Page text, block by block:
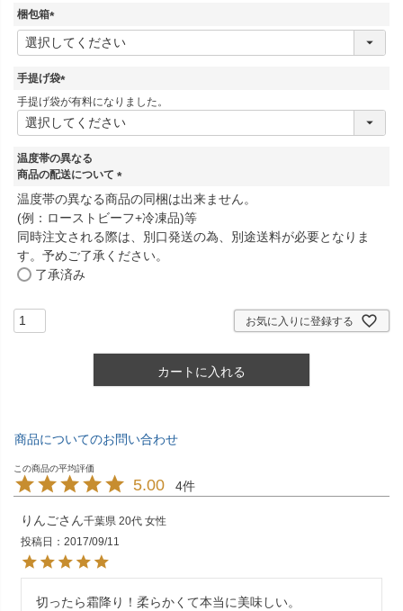
梱包箱
(
必
)
手提げ袋
(
必
須
手提げ袋が有料になりました。
温度帯の異なる
商品の配送について
(
須
)
温度帯の異なる商品の同梱は出来ません。
(例：ローストビーフ+冷凍品)等
同時注文される際は、別口発送の為、別途送料が必要となりま
す。予めご了承ください。
了承済み
お気に入りに登録する
カートに入れる
商品についてのお問い合わせ
5.00 4
りんご 千葉県 20代 女性
投稿日
2017/09/11
切ったら霜降り！柔らかくて本当に美味しい。